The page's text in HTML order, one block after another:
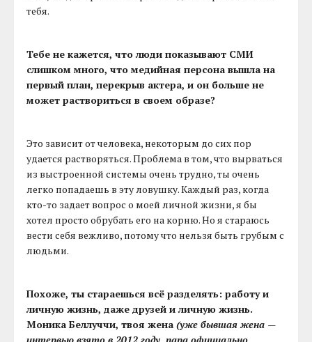
тебя.
Тебе не кажется, что люди показывают СМИ
слишком много, что медийная персона вышла на
первый план, перекрыв актера, и он больше не
может раствориться в своем образе?
Это зависит от человека, некоторым до сих пор
удается растворяться. Проблема в том, что вырваться
из выстроенной системы очень трудно, ты очень
легко попадаешь в эту ловушку. Каждый раз, когда
кто-то задает вопрос о моей личной жизни, я бы
хотел просто обрубать его на корню. Но я стараюсь
вести себя вежливо, потому что нельзя быть грубым с
людьми.
Похоже, ты стараешься всё разделять: работу и
личную жизнь, даже друзей и личную жизнь.
Моника Беллуччи, твоя жена(уже бывшая жена —